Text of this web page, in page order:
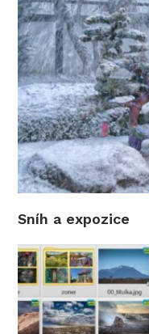
Sníh a expozice